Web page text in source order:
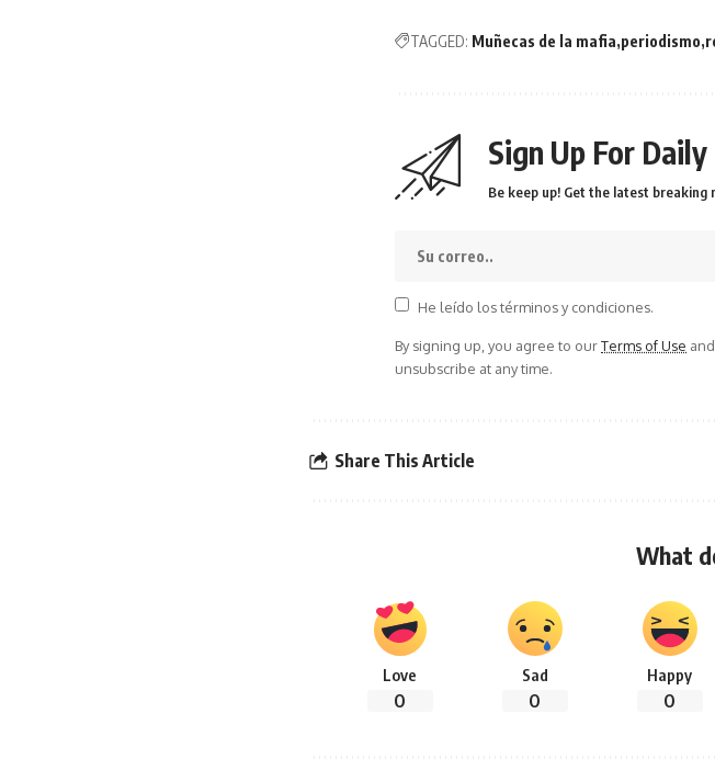
TAGGED: Muñecas de la mafia periodismo
Sign Up For
Be keep up! Get the latest
He leído los términos y condiciones.
By signing up, you agree to ourTerms of Use
unsubscribe at any time.
Share This Article
What
Love
0
Sad
0
Happy
0